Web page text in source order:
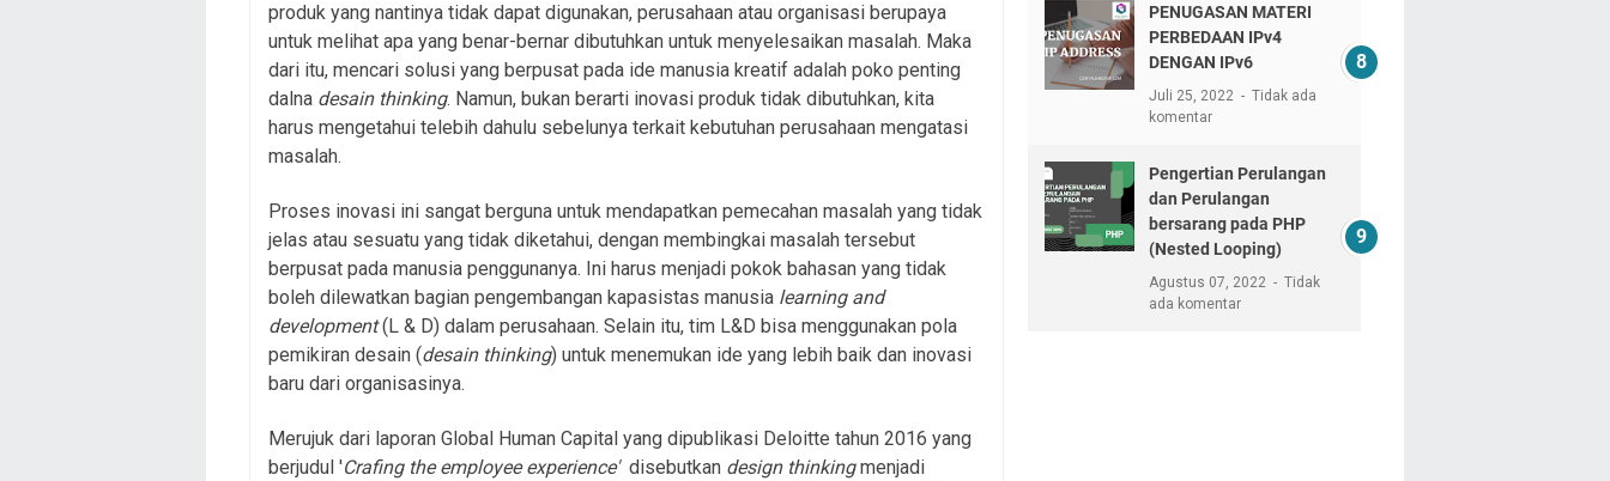
produk yang nantinya tidak dapat digunakan, perusahaan atau organisasi berupaya
untuk melihat apa yang benar-bernar dibutuhkan untuk menyelesaikan masalah. Maka
dari itu, mencari solusi yang berpusat pada ide manusia kreatif adalah poko penting
dalna desain thinking. Namun, bukan berarti inovasi produk tidak dibutuhkan, kita
harus mengetahui telebih dahulu sebelunya terkait kebutuhan perusahaan mengatasi
masalah.
Proses inovasi ini sangat berguna untuk mendapatkan pemecahan masalah yang tidak
jelas atau sesuatu yang tidak diketahui, dengan membingkai masalah tersebut
berpusat pada manusia penggunanya. Ini harus menjadi pokok bahasan yang tidak
boleh dilewatkan bagian pengembangan kapasistas manusia learning and
development(L & D) dalam perusahaan. Selain itu, tim L&D bisa menggunakan pola
pemikiran desain (desain thinking) untuk menemukan ide yang lebih baik dan inovasi
baru dari organisasinya.
Merujuk dari laporan Global Human Capital yang dipublikasi Deloitte tahun 2016 yang
berjudul 'Crafing the employee experience' disebutkan design thinkingmenjadi
PENUGASAN MATERI
PERBEDAAN IPv4
DENGAN IPv6
Juli 25, 2022
Tidak ada
komentar
Pengertian Perulangan
dan Perulangan
bersarang pada PHP
(Nested Looping)
Agustus 07, 2022
Tidak
ada komentar